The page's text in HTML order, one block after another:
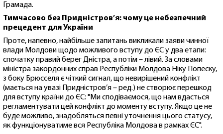
Грамада.
Тимчасово без Придністров’я: чому це небезпечний
прецедент для України
Проте, напевно, найбільше запитань викликали заяви чинної
влади Молдови щодо можливого вступу до ЄС у два етапи:
спочатку правий берег Дністра, а потім – лівий. За словами
міністра закордонних справ Республіки Молдова Ніку Попеску,
з боку Брюсселя є чіткий сигнал, що невирішений конфлікт
(мається на увазі Придністров’я – ред.) не створює перешкод
для вступу країни до ЄС: "Ми сподіваємося, що нам вдасться
регламентувати цей конфлікт до моменту вступу. Якщо це не
буде можливо, знадобляться певні уточнення цього статусу,
як функціонуватиме вся Республіка Молдова в рамках ЄС".